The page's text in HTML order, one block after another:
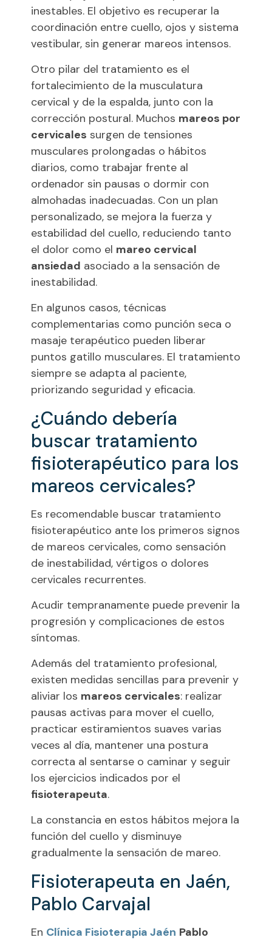
inestables. El objetivo es recuperar la
coordinación entre cuello, ojos y sistema
vestibular, sin generar mareos intensos.
Otro pilar del tratamiento es el
fortalecimiento de la musculatura
cervical y de la espalda, junto con la
corrección postural. Muchos mareos por
cervicales surgen de tensiones
musculares prolongadas o hábitos
diarios, como trabajar frente al
ordenador sin pausas o dormir con
almohadas inadecuadas. Con un plan
personalizado, se mejora la fuerza y
estabilidad del cuello, reduciendo tanto
el dolor como el mareo cervical
ansiedad asociado a la sensación de
inestabilidad.
En algunos casos, técnicas
complementarias como punción seca o
masaje terapéutico pueden liberar
puntos gatillo musculares. El tratamiento
siempre se adapta al paciente,
priorizando seguridad y eficacia.
¿Cuándo debería
buscar tratamiento
fisioterapéutico para los
mareos cervicales?
Es recomendable buscar tratamiento
fisioterapéutico ante los primeros signos
de mareos cervicales, como sensación
de inestabilidad, vértigos o dolores
cervicales recurrentes.
Acudir tempranamente puede prevenir la
progresión y complicaciones de estos
síntomas.
Además del tratamiento profesional,
existen medidas sencillas para prevenir y
aliviar los mareos cervicales: realizar
pausas activas para mover el cuello,
practicar estiramientos suaves varias
veces al día, mantener una postura
correcta al sentarse o caminar y seguir
los ejercicios indicados por el
fisioterapeuta.
La constancia en estos hábitos mejora la
función del cuello y disminuye
gradualmente la sensación de mareo.
Fisioterapeuta en Jaén,
Pablo Carvajal
En Clínica Fisioterapia Jaén Pablo